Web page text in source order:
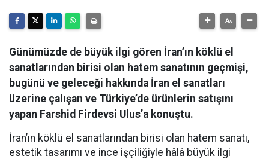
Günümüzde de büyük ilgi gören İran’ın köklü el
sanatlarından birisi olan hatem sanatının geçmişi,
bugünü ve geleceği hakkında İran el sanatları
üzerine çalışan ve Türkiye’de ürünlerin satışını
yapan Farshid Firdevsi Ulus’a konuştu.
İran’ın köklü el sanatlarından birisi olan hatem sanatı,
estetik tasarımı ve ince işçiliğiyle hâlâ büyük ilgi